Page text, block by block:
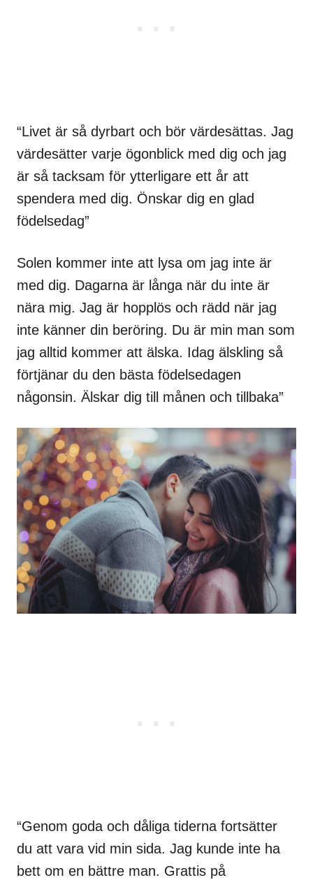
“Livet är så dyrbart och bör värdesättas. Jag
värdesätter varje ögonblick med dig och jag
är så tacksam för ytterligare ett år att
spendera med dig. Önskar dig en glad
födelsedag”
Solen kommer inte att lysa om jag inte är
med dig. Dagarna är långa när du inte är
nära mig. Jag är hopplös och rädd när jag
inte känner din beröring. Du är min man som
jag alltid kommer att älska. Idag älskling så
förtjänar du den bästa födelsedagen
någonsin. Älskar dig till månen och tillbaka”
“Genom goda och dåliga tiderna fortsätter
du att vara vid min sida. Jag kunde inte ha
bett om en bättre man. Grattis på